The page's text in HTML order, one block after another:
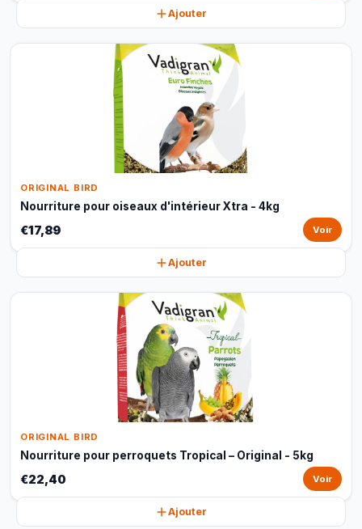
Ajouter
ORIGINAL BIRD
Nourriture pour oiseaux d'intérieur Xtra - 4kg
€17,89 Voir
Ajouter
ORIGINAL BIRD
Nourriture pour perroquets Tropical – Original - 5kg
€22,40 Voir
Ajouter